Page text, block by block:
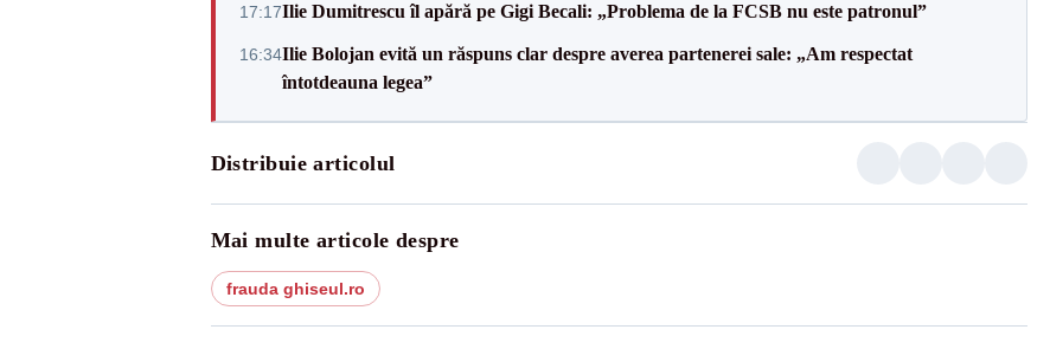
17:17Ilie Dumitrescu îl apără pe Gigi Becali: „Problema de la FCSB nu este patronul”
16:34Ilie Bolojan evită un răspuns clar despre averea partenerei sale: „Am respectat
întotdeauna legea”
Distribuie articolul
Mai multe articole despre
frauda ghiseul.ro